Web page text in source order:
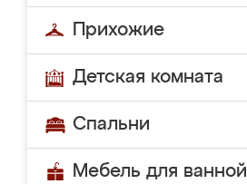
Прихожие
Детская комната
Спальни
Мебель для ванной